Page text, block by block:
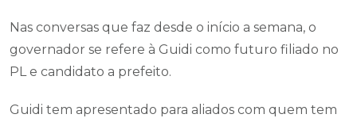
Nas conversas que faz desde o início a semana, o
governador se refere à Guidi como futuro filiado no
PL e candidato a prefeito.
Guidi tem apresentado para aliados com quem tem